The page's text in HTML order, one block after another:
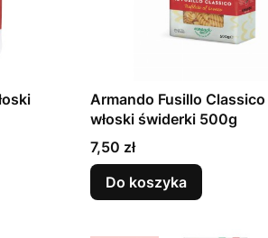
Armando Fusillo
włoski świderki 500g
Cena
7,50 zł
Do koszyka